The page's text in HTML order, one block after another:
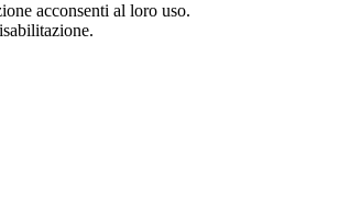
acconsenti al loro uso.